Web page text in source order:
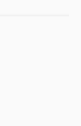
сая
линкээр орж